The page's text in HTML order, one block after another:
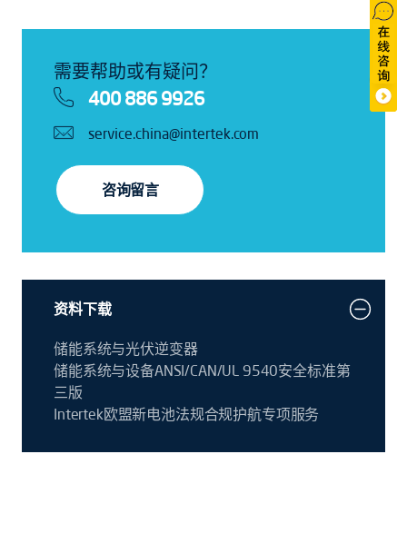
需要帮助或有疑问？
400 886 9926
service.china@intertek.com
咨询留言
资料下载
储能系统与光伏逆变器
储能系统与设备ANSI/CAN/UL 9540安全标准第
三版
Intertek欧盟新电池法规合规护航专项服务